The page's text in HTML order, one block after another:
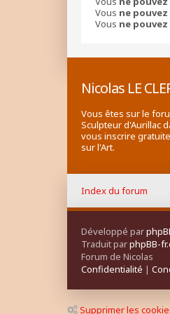
Vous ne pouvez
Vous ne pouvez
Nicolas LE
Vous êtes sur le
Sculpteur d'Aurillac
vous inscrire
sur l'Art.
Index du forum
Développé par
Traduit parphpBB-
Forum de Nicolas
Confidentialité |
Supprimer les